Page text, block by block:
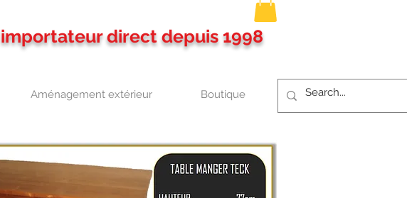
importateur direct depuis 1998
Aménagement extérieur Boutique